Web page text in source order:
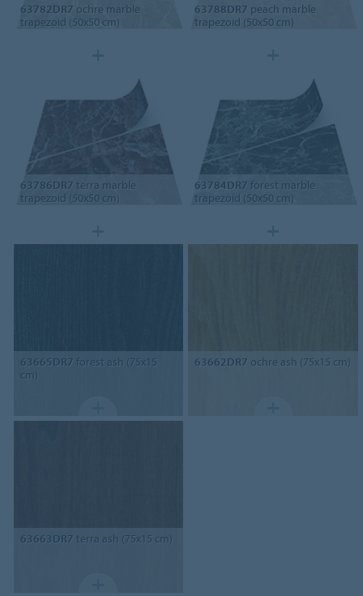
63782DR7 ochre marble
trapezoid (50x50 cm)
63788DR7 peach marble
trapezoid (50x50 cm)
63786DR7 terra marble
trapezoid (50x50 cm)
63784DR7 forest marble
trapezoid (50x50 cm)
63665DR7 forest ash (75x15
cm)
63662DR7 ochre ash (75x15 cm)
63663DR7 terra ash (75x15 cm)